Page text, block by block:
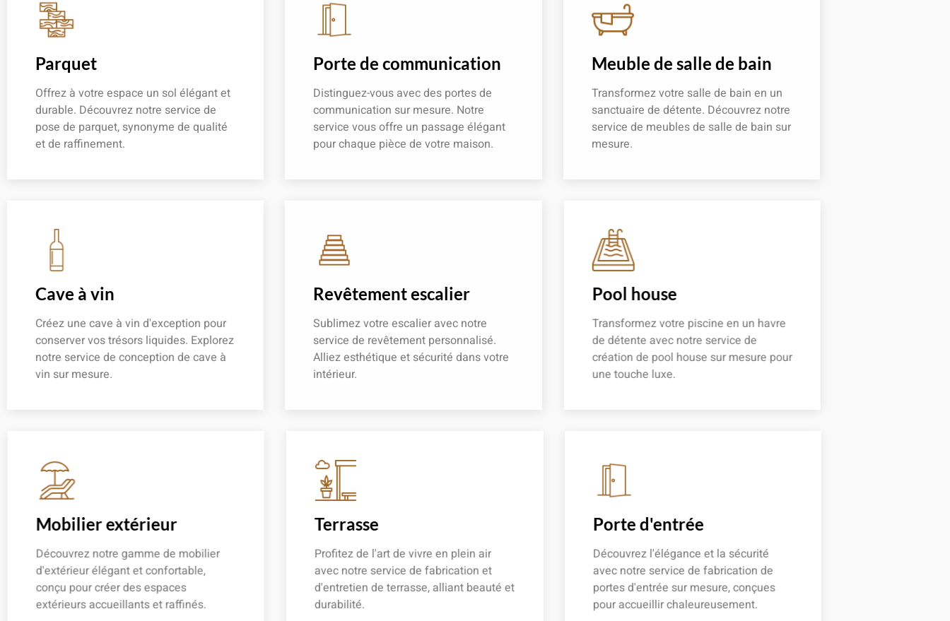
Parquet
Offrez à votre espace un sol élégant et
durable. Découvrez notre service de
pose de parquet, synonyme de qualité
et de raffinement.
Porte de communication
Distinguez-vous avec des portes de
communication sur mesure. Notre
service vous offre un passage élégant
pour chaque pièce de votre maison.
Meuble de salle de bain
Transformez votre salle de bain en un
sanctuaire de détente. Découvrez notre
service de meubles de salle de bain sur
mesure.
Cave à vin
Créez une cave à vin d'exception pour
conserver vos trésors liquides. Explorez
notre service de conception de cave à
vin sur mesure.
Revêtement escalier
Sublimez votre escalier avec notre
service de revêtement personnalisé.
Alliez esthétique et sécurité dans votre
intérieur.
Pool house
Transformez votre piscine en un havre
de détente avec notre service de
création de pool house sur mesure pour
une touche luxe.
Mobilier extérieur
Découvrez notre gamme de mobilier
d'extérieur élégant et confortable,
conçu pour créer des espaces
extérieurs accueillants et raffinés.
Terrasse
Profitez de l'art de vivre en plein air
avec notre service de fabrication et
d'entretien de terrasse, alliant beauté et
durabilité.
Porte d'entrée
Découvrez l'élégance et la sécurité
avec notre service de fabrication de
portes d'entrée sur mesure, conçues
pour accueillir chaleureusement.